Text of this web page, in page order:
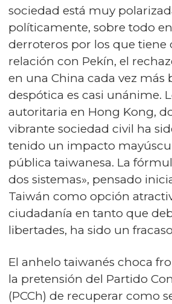
sociedad está muy
políticamente, sobre todo
derroteros por los que tiene
relación con Pekín, el
en una China cada vez más
despótica es casi unánime.
autoritaria en Hong Kong,
vibrante sociedad civil ha
tenido un impacto
pública taiwanesa. La
dos sistemas», pensado
Taiwán como opción
ciudadanía en tanto que
libertades, ha sido un
El anhelo taiwanés choca
la pretensión del Partido
(PCCh) de recuperar como